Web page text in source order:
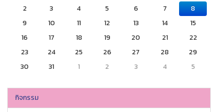
2
3 4 5 6 7
8
9
10 11 12 13 14
15
16
17 18 19 20 21
22
23
24 25 26 27 28
29
30
31 1 2 3 4 5
กิจกรรม